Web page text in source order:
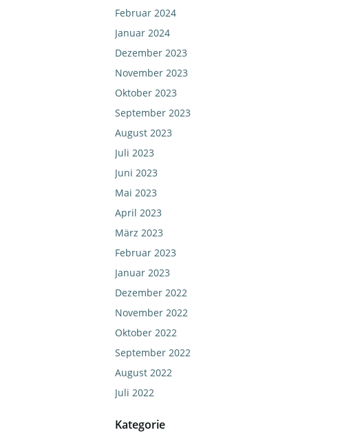
Februar 2024
Januar 2024
Dezember 2023
November 2023
Oktober 2023
September 2023
August 2023
Juli 2023
Juni 2023
Mai 2023
April 2023
März 2023
Februar 2023
Januar 2023
Dezember 2022
November 2022
Oktober 2022
September 2022
August 2022
Juli 2022
Kategorie